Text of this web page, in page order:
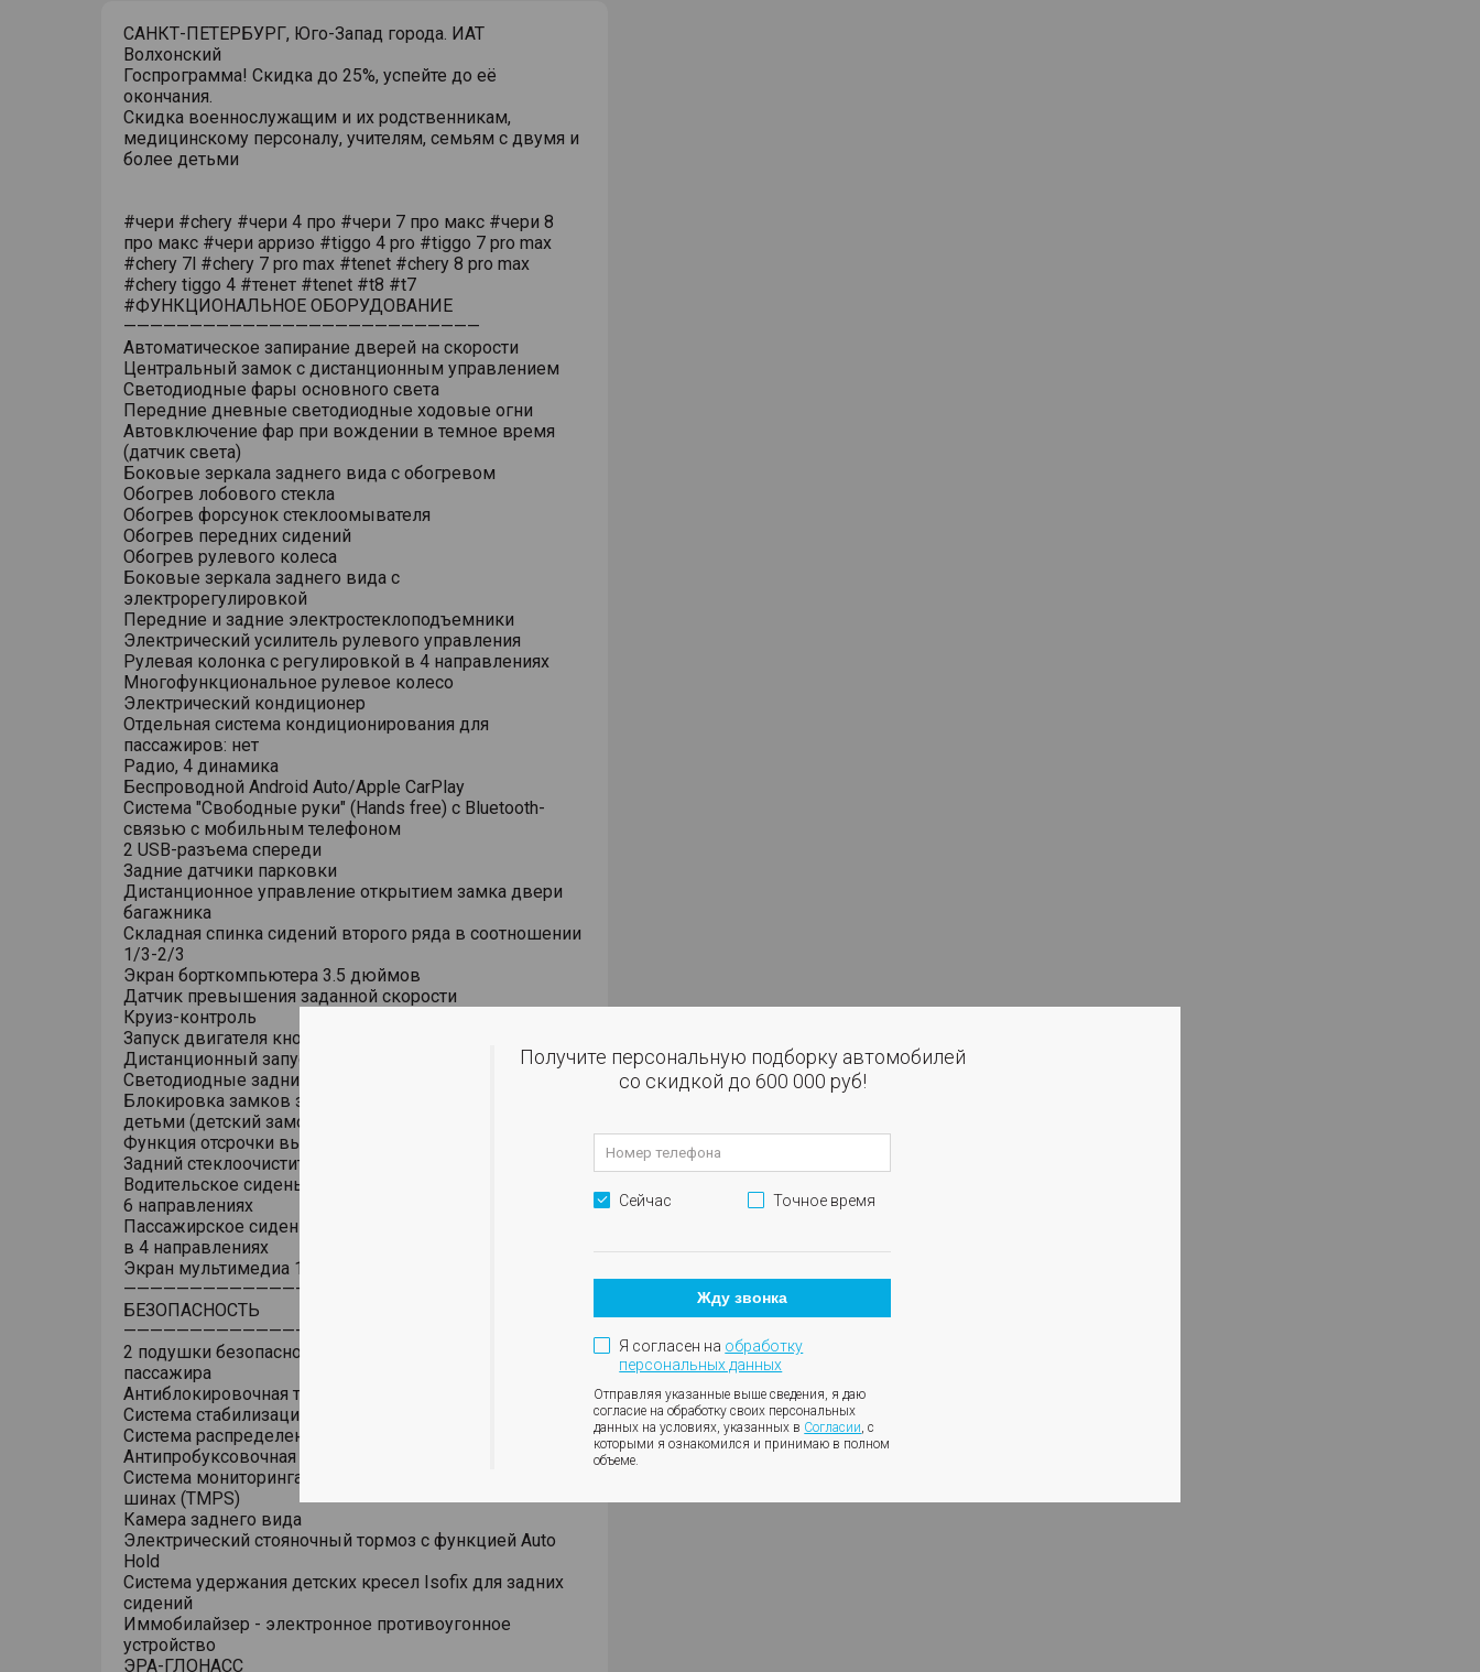
САНКТ-ПЕТЕРБУРГ, Юго-Запад города. ИАТ
Волхонский
Госпрограмма! Скидка до 25%, успейте до её
окончания.
Скидка военнослужащим и их родственникам,
медицинскому персоналу, учителям, семьям с двумя и
более детьми
#чери #chery #чери 4 про #чери 7 про макс #чери 8
про макс #чери арризо #tiggo 4 pro #tiggo 7 pro max
#chery 7l #chery 7 pro max #tenet #chery 8 pro max
#chery tiggo 4 #тенет #tenet #t8 #t7
#ФУНКЦИОНАЛЬНОЕ ОБОРУДОВАНИЕ
———————————————————————————
Автоматическое запирание дверей на скорости
Центральный замок с дистанционным управлением
Светодиодные фары основного света
Передние дневные светодиодные ходовые огни
Автовключение фар при вождении в темное время
(датчик света)
Боковые зеркала заднего вида с обогревом
Обогрев лобового стекла
Обогрев форсунок стеклоомывателя
Обогрев передних сидений
Обогрев рулевого колеса
Боковые зеркала заднего вида с
электрорегулировкой
Передние и задние электростеклоподъемники
Электрический усилитель рулевого управления
Рулевая колонка с регулировкой в 4 направлениях
Многофункциональное рулевое колесо
Электрический кондиционер
Отдельная система кондиционирования для
пассажиров: нет
Радио, 4 динамика
Беспроводной Android Auto/Apple CarPlay
Система "Свободные руки" (Hands free) с Bluetooth-
связью с мобильным телефоном
2 USB-разъема спереди
Задние датчики парковки
Дистанционное управление открытием замка двери
багажника
Складная спинка сидений второго ряда в соотношении
1/3-2/3
Экран борткомпьютера 3.5 дюймов
Датчик превышения заданной скорости
Круиз-контроль
Запуск двигателя кнопкой
Дистанционный запуск двигателя и прогрева салона
Светодиодные задние фонари
Блокировка замков задних дверей от открывания
детьми (детский замок)
Функция отсрочки выключения фар (Follow me home)
Задний стеклоочиститель
Водительское сиденье с механической регулировкой в
6 направлениях
Пассажирское сиденье с механической регулировкой
в 4 направлениях
Экран мультимедиа 10.25 дюймов
———————————————————————————
БЕЗОПАСНОСТЬ
———————————————————————————
2 подушки безопасности водителя и переднего
пассажира
Антиблокировочная тормозная система (ABS)
Система стабилизации курсовой устойчивости (ESC)
Система распределения тормозных усилий (EBD)
Антипробуксовочная система (TCS)
Система мониторинга давления и температуры в
шинах (TMPS)
Камера заднего вида
Электрический стояночный тормоз с функцией Auto
Hold
Система удержания детских кресел Isofix для задних
сидений
Иммобилайзер - электронное противоугонное
устройство
ЭРА-ГЛОНАСС
Получите персональную подборку автомобилей
со скидкой до 600 000 руб!
Сейчас Точное время
Жду звонка
Я согласен на обработку
персональных данных
Отправляя указанные выше сведения, я даю
согласие на обработку своих персональных
данных на условиях, указанных в Согласии, с
которыми я ознакомился и принимаю в полном
объеме.